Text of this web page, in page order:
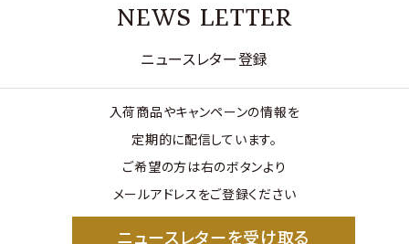
NEWS LETTER
ニュースレター登録
入荷商品やキャンペーンの情報を
定期的に配信しています。
ご希望の方は右のボタンより
メールアドレスをご登録ください
ニュースレターを受け取る